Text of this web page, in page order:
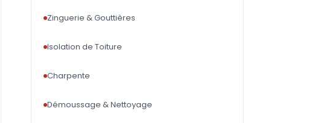
Zinguerie & Gouttières
Isolation de Toiture
Charpente
Démoussage & Nettoyage